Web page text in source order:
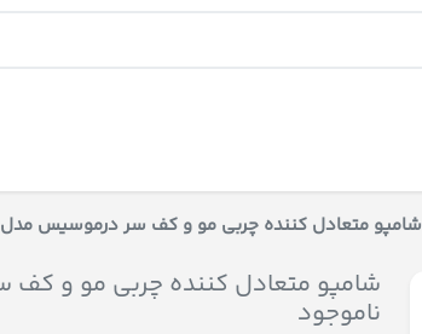
شامپو متعادل کننده چربی مو و کف سر درموسیس مدل Sebosis حجم 300 میلی لیتر-ناموجود
ناموجود